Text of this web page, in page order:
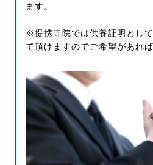
ます。
※提携寺院では供養証明とし
て頂けますのでご希望があれ